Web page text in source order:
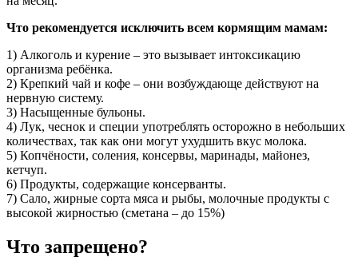
Что рекомендуется исключить всем кормящим мамам:
1) Алкоголь и курение – это вызывает интоксикацию
организма ребёнка.
2) Крепкий чай и кофе – они возбуждающе действуют на
нервную систему.
3) Насыщенные бульоны.
4) Лук, чеснок и специи употреблять осторожно в небольших
количествах, так как они могут ухудшить вкус молока.
5) Копчёности, соления, консервы, маринады, майонез,
кетчуп.
6) Продукты, содержащие консерванты.
7) Сало, жирные сорта мяса и рыбы, молочные продукты с
высокой жирностью (сметана – до 15%)
Что запрещено?